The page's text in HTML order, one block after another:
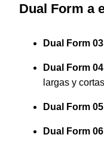
Dual Form a
Dual Form 03
Dual Form 04
largas y cortas
Dual Form 05
Dual Form 06